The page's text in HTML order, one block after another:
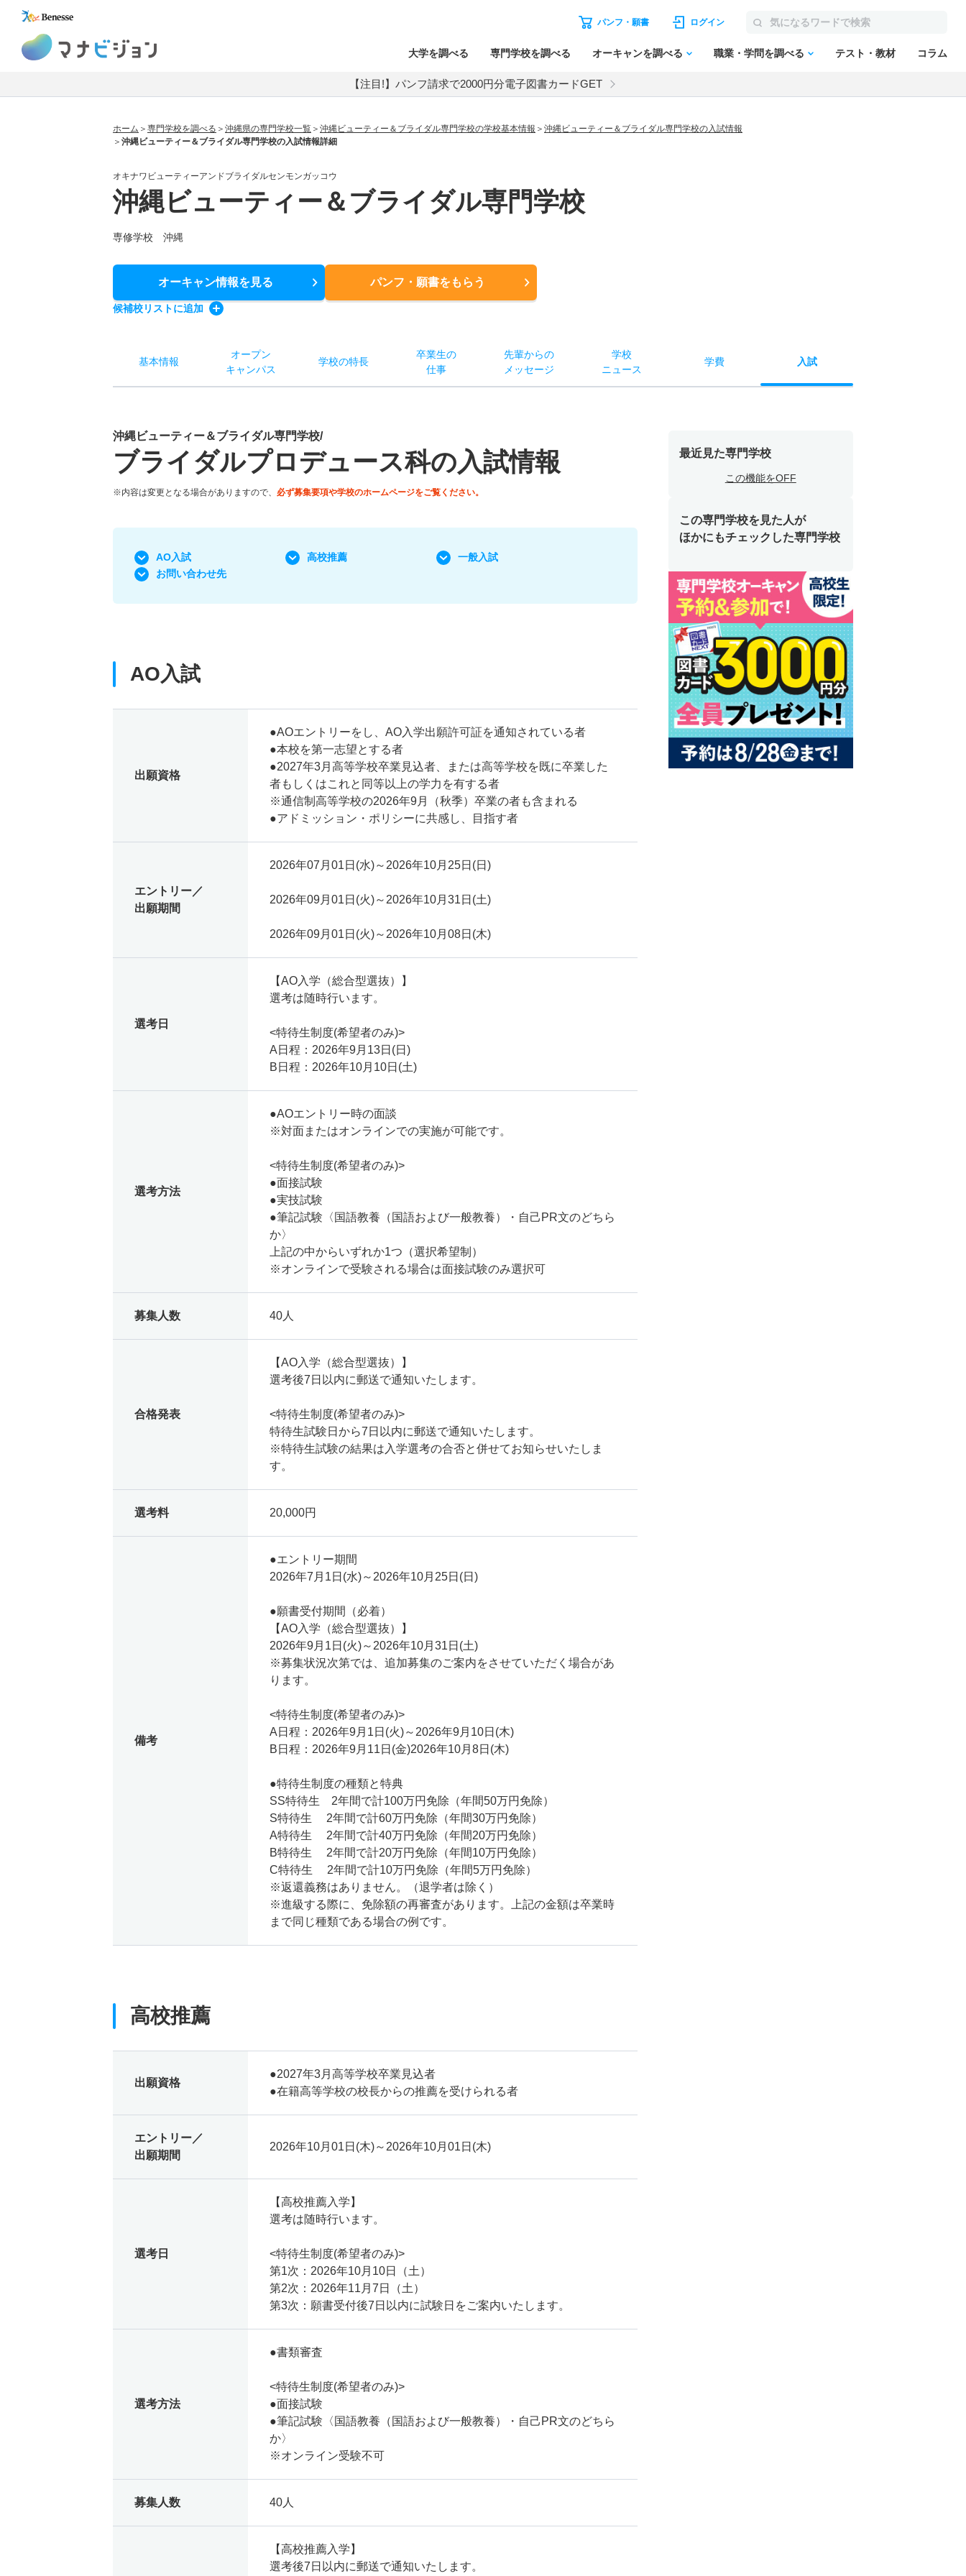
パンフ・願書 ログイン
大学を調べる 専門学校を調べる オーキャンを調べる 職業・学問を調べる テスト・教材 コラム
【注目!】パンフ請求で2000円分電子図書カードGET
ホーム 専門学校を調べる 沖縄県の専門学校一覧 沖縄ビューティー＆ブライダル専門学校の学校基本情報
沖縄ビューティー＆ブライダル専門学校の入試情報
沖縄ビューティー＆ブライダル専門学校の入試情報詳細
オキナワビューティーアンドブライダルセンモンガッコウ
沖縄ビューティー＆ブライダル専門学校
専修学校 沖縄
オーキャン情報を見る パンフ・願書をもらう
候補校リストに追加
基本情報
オープン
キャンパス
学校の特長
卒業生の
仕事
先輩からの
メッセージ
学校
ニュース
学費 入試
沖縄ビューティー＆ブライダル専門学校/
ブライダルプロデュース科の入試情報
※内容は変更となる場合がありますので、 必ず募集要項や学校のホームページをご覧ください。
AO入試 高校推薦
一般入試
お問い合わせ先
AO入試
出願資格
●AOエントリーをし、AO入学出願許可証を通知されている者
●本校を第一志望とする者
●2027年3月高等学校卒業見込者、または高等学校を既に卒業した
者もしくはこれと同等以上の学力を有する者
※通信制高等学校の2026年9月（秋季）卒業の者も含まれる
●アドミッション・ポリシーに共感し、目指す者
エントリー／
出願期間
2026年07月01日(水)～2026年10月25日(日)
2026年09月01日(火)～2026年10月31日(土)
2026年09月01日(火)～2026年10月08日(木)
選考日
【AO入学（総合型選抜）】
選考は随時行います。
<特待生制度(希望者のみ)>
A日程：2026年9月13日(日)
B日程：2026年10月10日(土)
選考方法
●AOエントリー時の面談
※対面またはオンラインでの実施が可能です。
<特待生制度(希望者のみ)>
●面接試験
●実技試験
●筆記試験〈国語教養（国語および一般教養）・自己PR文のどちら
か〉
上記の中からいずれか1つ（選択希望制）
※オンラインで受験される場合は面接試験のみ選択可
募集人数 40人
合格発表
【AO入学（総合型選抜）】
選考後7日以内に郵送で通知いたします。
<特待生制度(希望者のみ)>
特待生試験日から7日以内に郵送で通知いたします。
※特待生試験の結果は入学選考の合否と併せてお知らせいたしま
す。
選考料 20,000円
備考
●エントリー期間
2026年7月1日(水)～2026年10月25日(日)
●願書受付期間（必着）
【AO入学（総合型選抜）】
2026年9月1日(火)～2026年10月31日(土)
※募集状況次第では、追加募集のご案内をさせていただく場合があ
ります。
<特待生制度(希望者のみ)>
A日程：2026年9月1日(火)～2026年9月10日(木)
B日程：2026年9月11日(金)2026年10月8日(木)
●特待生制度の種類と特典
SS特待生 2年間で計100万円免除（年間50万円免除）
S特待生 2年間で計60万円免除（年間30万円免除）
A特待生 2年間で計40万円免除（年間20万円免除）
B特待生 2年間で計20万円免除（年間10万円免除）
C特待生 2年間で計10万円免除（年間5万円免除）
※返還義務はありません。（退学者は除く）
※進級する際に、免除額の再審査があります。上記の金額は卒業時
まで同じ種類である場合の例です。
高校推薦
出願資格
●2027年3月高等学校卒業見込者
●在籍高等学校の校長からの推薦を受けられる者
エントリー／
出願期間
2026年10月01日(木)～2026年10月01日(木)
選考日
【高校推薦入学】
選考は随時行います。
<特待生制度(希望者のみ)>
第1次：2026年10月10日（土）
第2次：2026年11月7日（土）
第3次：願書受付後7日以内に試験日をご案内いたします。
選考方法
●書類審査
<特待生制度(希望者のみ)>
●面接試験
●筆記試験〈国語教養（国語および一般教養）・自己PR文のどちら
か〉
※オンライン受験不可
募集人数 40人
【高校推薦入学】
選考後7日以内に郵送で通知いたします。
最近見た専門学校
この機能をOFF
この専門学校を見た人が
ほかにもチェックした専門学校